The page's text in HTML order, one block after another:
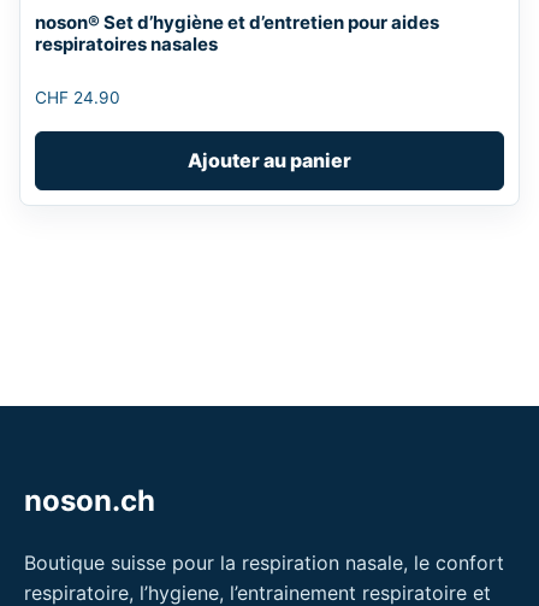
noson® Set d’hygiène et d’entretien pour aides
respiratoires nasales
CHF 24.90
Ajouter au panier
noson.ch
Boutique suisse pour la respiration nasale, le confort
respiratoire, l’hygiene, l’entrainement respiratoire et